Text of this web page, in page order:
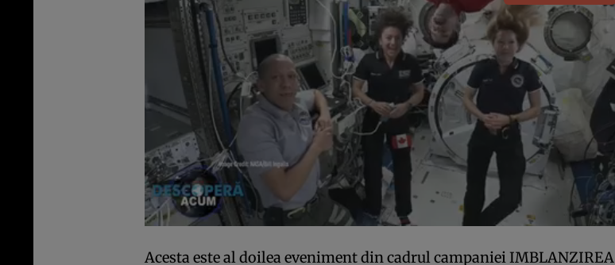
Acesta este al doilea eveniment din cadrul campaniei IMBLANZIREA